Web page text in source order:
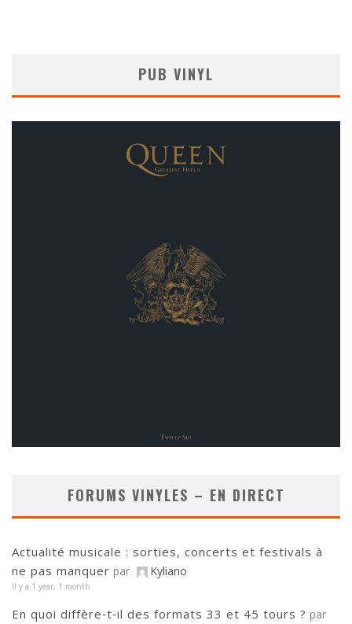
PUB VINYL
FORUMS VINYLES – EN DIRECT
Actualité musicale : sorties, concerts et festivals à
ne pas manquer par Kyliano
Il y a 1 year, 1 month
En quoi diffère‑t‑il des formats 33 et 45 tours ? par